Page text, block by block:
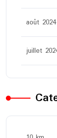
août 2024
juillet